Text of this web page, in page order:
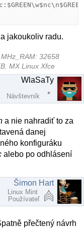
jakoukoliv radu.
32658
MX Linux Xfce
WlaSaTy
Návštevník
a nie nahradiť to za
danej
konfiguráku
alebo po odhlásení
Šimon Hart
Linux Mint
Používateľ
přečtený návrh